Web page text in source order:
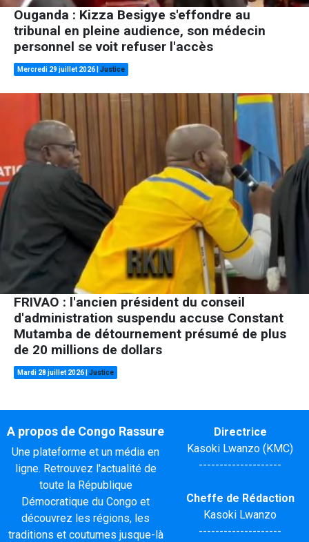
Ouganda : Kizza Besigye s'effondre au
tribunal en pleine audience, son médecin
personnel se voit refuser l'accès
Mercredi 29 juillet 2026 Justice
FRIVAO : l'ancien président du conseil
d'administration suspendu accuse Constant
Mutamba de détournement présumé de plus
de 20 millions de dollars
Mardi 28 juillet 2026 Justice
A propos de Congo Rassure
Une plateforme et un média en
ligne. Retrouvez l'actualité de
toute la République
Démocratique du Congo et
découvrez les régions, les
traditions et coutumes jusque-là
Directrice
Kasoki Lwanzo (KMC)
--------------------
Cheffe de Rédaction
Kasoki Lwanzo
--------------------